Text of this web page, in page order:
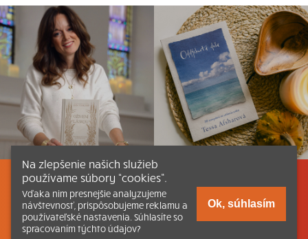
Listovať Obsah Dokumenty a články
Kontakt Tlačená verzia Katechizmu
Na zlepšenie našich služieb
používame súbory “cookies”.
Vďaka nim presnejšie analyzujeme
návštevnosť, prispôsobujeme reklamu a
používateľské nastavenia. Súhlasíte so
spracovaním týchto údajov?
Ok, súhlasím